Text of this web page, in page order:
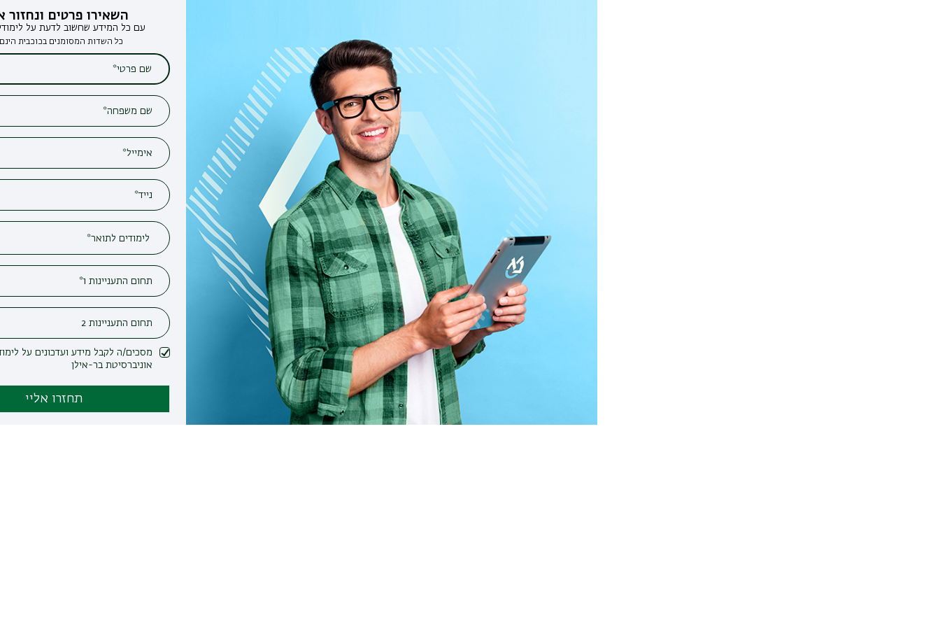
השאירו פרטים ונחזור אליכם
עם כל המידע שחשוב לדעת על לימודים בבר-אילן
כל השדות המסומנים בכוכבית הינם חובה*
מסכים/ה לקבל מידע ועדכונים על לימודים ופעילות
אוניברסיטת בר-אילן